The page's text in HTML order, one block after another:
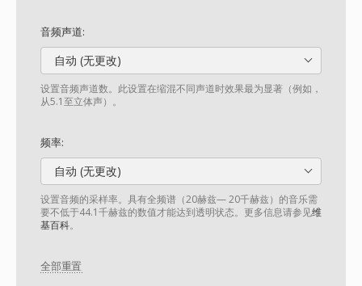
音频声道:
自动 (无更改)
设置音频声道数。此设置在缩混不同声道时效果最为显著（例如，
从5.1至立体声）。
频率:
自动 (无更改)
设置音频的采样率。具有全频谱（20赫兹— 20千赫兹）的音乐需
要不低于44.1千赫兹的数值才能达到透明状态。更多信息请参见维
基百科。
全部重置